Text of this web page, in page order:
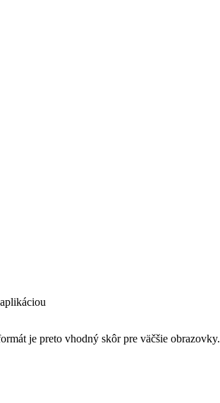
je preto vhodný skôr pre väčšie obrazovky.